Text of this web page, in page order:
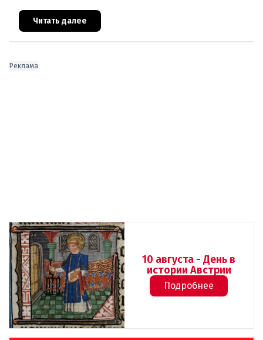
агентства Eurostat за 2025 год. И хотя ситуация в
стране выглядит лучше ср
Читать далее
Реклама
10 августа - День в
истории Австрии
Подробнее